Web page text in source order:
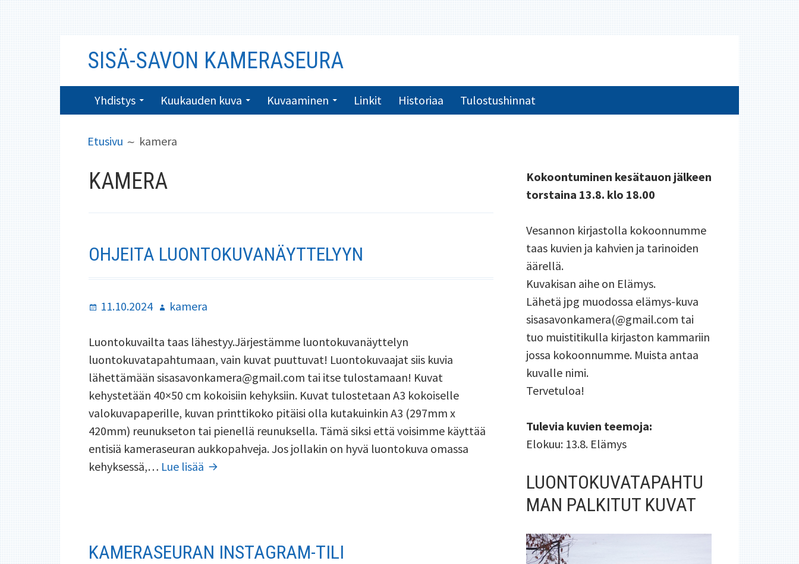
sisältöönSISÄ-SAVON KAMERASEURA
ENSISIJAINEN
VALIKKO
Yhdistys Kuukauden kuva Kuvaaminen Linkit Historiaa Tulostushinnat
Etusivu kamera
KAMERA
OHJEITA LUONTOKUVANÄYTTELYYN
Julkaistu
11.10.2024 Kirjoittaja
kamera
Luontokuvailta taas lähestyy.Järjestämme luontokuvanäyttelyn
luontokuvatapahtumaan, vain kuvat puuttuvat! Luontokuvaajat siis kuvia
lähettämään sisasavonkamera@gmail.com tai itse tulostamaan! Kuvat
kehystetään 40×50 cm kokoisiin kehyksiin. Kuvat tulostetaan A3 kokoiselle
valokuvapaperille, kuvan printtikoko pitäisi olla kutakuinkin A3 (297mm x
420mm) reunukseton tai pienellä reunuksella. Tämä siksi että voisimme käyttää
entisiä kameraseuran aukkopahveja. Jos jollakin on hyvä luontokuva omassa
kehyksessä,… Lue lisää Ohjeita
KAMERASEURAN INSTAGRAM-TILI
SIVUPALKKI
Kokoontuminen kesätauon jälkeen
torstaina 13.8. klo 18.00
Vesannon kirjastolla kokoonnumme
taas kuvien ja kahvien ja tarinoiden
äärellä.
Kuvakisan aihe on Elämys.
Lähetä jpg muodossa elämys-kuva
sisasavonkamera(@gmail.com tai
tuo muistitikulla kirjaston kammariin
jossa kokoonnumme. Muista antaa
kuvalle nimi.
Tervetuloa!
Tulevia kuvien teemoja:
Elokuu: 13.8. Elämys
LUONTOKUVATAPAHTU
MAN PALKITUT KUVAT